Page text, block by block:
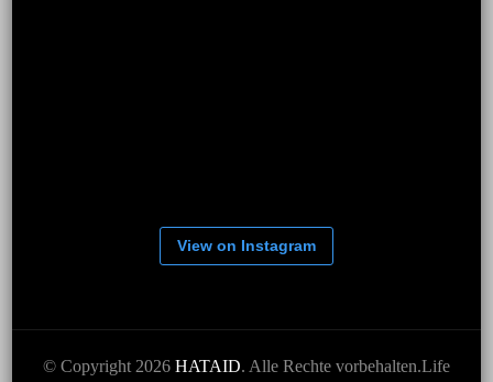
View on Instagram
© Copyright 2026 HATAID. Alle Rechte vorbehalten.Life